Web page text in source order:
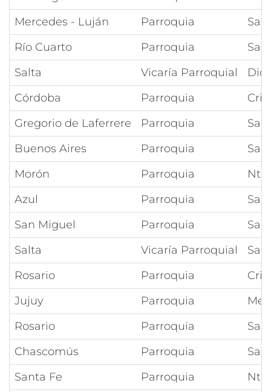
Mercedes - Luján
Parroquia
Río Cuarto
Parroquia
Salta
Vicaría Parroquial
Córdoba
Parroquia
Gregorio de Laferrere
Parroquia
Buenos Aires
Parroquia
Morón
Parroquia
Azul
Parroquia
San Miguel
Parroquia
Salta
Vicaría Parroquial
Rosario
Parroquia
Jujuy
Parroquia
Rosario
Parroquia
Chascomús
Parroquia
Santa Fe
Parroquia